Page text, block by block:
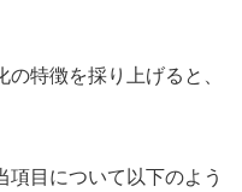
特徴を採り上げると、
目について以下のよう